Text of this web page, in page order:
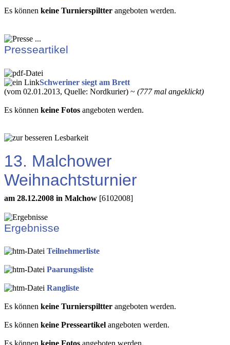
Es können keine Turnierspiltter angeboten werden.
Presseartikel
Schweriner siegt am Brett
(vom 02.01.2013, Quelle: Nordkurier) ~ (777 mal angeklickt)
Es können keine Fotos angeboten werden.
13. Malchower
Weihnachtsturnier
am 28.12.2008 in Malchow [6102008]
Ergebnisse
Teilnehmerliste
Paarungsliste
Rangliste
Es können keine Turnierspiltter angeboten werden.
Es können keine Presseartikel angeboten werden.